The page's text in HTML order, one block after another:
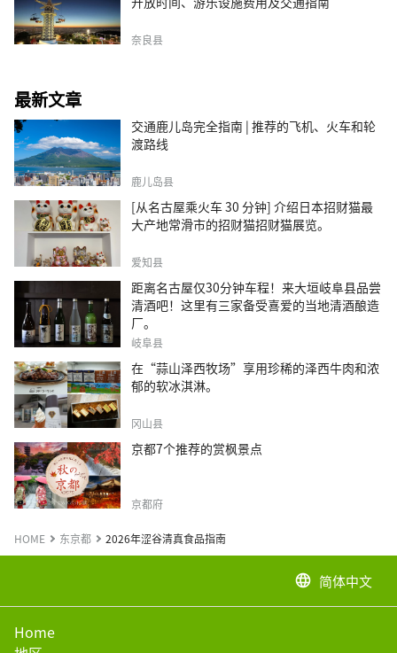
奈良县
最新文章
交通鹿儿岛完全指南 | 推荐的飞机、火车和轮
渡路线
鹿儿岛县
[从名古屋乘火车 30 分钟] 介绍日本招财猫最
大产地常滑市的招财猫招财猫展览。
爱知县
距离名古屋仅30分钟车程！来大垣岐阜县品尝
清酒吧！这里有三家备受喜爱的当地清酒酿造
厂。
岐阜县
在“蒜山泽西牧场”享用珍稀的泽西牛肉和浓
郁的软冰淇淋。
冈山县
京都7个推荐的赏枫景点
京都府
HOME 东京都 2026年涩谷清真食品指南
language 简体中文
Home